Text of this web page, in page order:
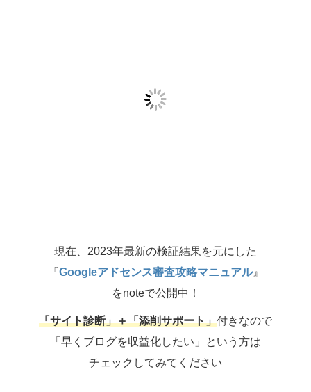
現在、2023年最新の検証結果を元にした
『Googleアドセンス審査攻略マニュアル』
をnoteで公開中！
「サイト診断」＋「添削サポート」付きなので
「早くブログを収益化したい」という方は
チェックしてみてください